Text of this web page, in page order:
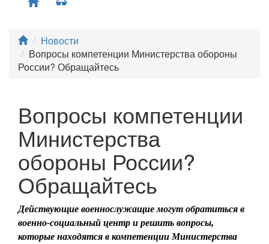
Новости
Вопросы компетенции Министерства обороны
России? Обращайтесь
Вопросы компетенции
Министерства
обороны России?
Обращайтесь
Действующие военнослужащие могут обратиться в
военно-социальный центр и решить вопросы,
которые находятся в компетенции Министерства